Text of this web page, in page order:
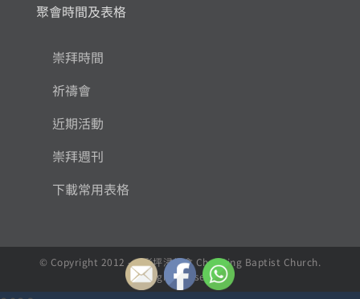
聚會時間及表格
崇拜時間
祈禱會
近期活動
崇拜週刊
下載常用表格
© Copyright 2012 - , 彩坪浸信會 Choi Ping Baptist Church.
All Rights Reserved.